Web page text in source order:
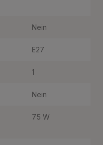
Nein
E27
1
Nein
75 W